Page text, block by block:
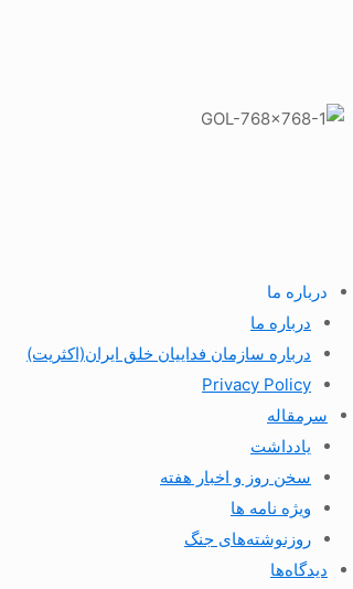
درباره ما
درباره ما
درباره سازمان فداییان خلق ایران(اکثریت)
Privacy Policy
سرمقاله
یادداشت
سخن روز و اخبار هفته
ویژه نامه ها
روزنوشته‌های جنگ
دیدگاه‌ها